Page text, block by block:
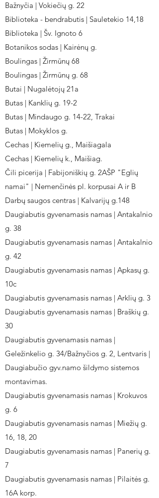
Bažnyčia | Vokiečių g. 22
Biblioteka - bendrabutis | Sauletekio 14,18
Biblioteka | Šv. Ignoto 6
Botanikos sodas | Kairėnų g.
Boulingas | Žirmūnų 68
Boulingas | Žirmūnų g. 68
Butai | Nugalėtojų 21a
Butas | Kanklių g. 19-2
Butas | Mindaugo g. 14-22, Trakai
Butas | Mokyklos g.
Cechas | Kiemelių g., Maišiagala
Cechas | Kiemelių k., Maišiag.
Čili picerija | Fabijoniškių g. 2AŠP "Eglių
namai" | Nemenčinės pl. korpusai A ir B
Darbų saugos centras | Kalvarijų g.148
Daugiabutis gyvenamasis namas | Antakalnio
g. 38
Daugiabutis gyvenamasis namas | Antakalnio
g. 42
Daugiabutis gyvenamasis namas | Apkasų g.
10c
Daugiabutis gyvenamasis namas | Arklių g. 3
Daugiabutis gyvenamasis namas | Braškių g.
30
Daugiabutis gyvenamasis namas |
Geležinkelio g. 34/Bažnyčios g. 2, Lentvaris |
Daugiabučio gyv.namo šildymo sistemos
montavimas.
Daugiabutis gyvenamasis namas | Krokuvos
g. 6
Daugiabutis gyvenamasis namas | Miežių g.
16, 18, 20
Daugiabutis gyvenamasis namas | Panerių g.
7
Daugiabutis gyvenamasis namas | Pilaitės g.
16A korp.